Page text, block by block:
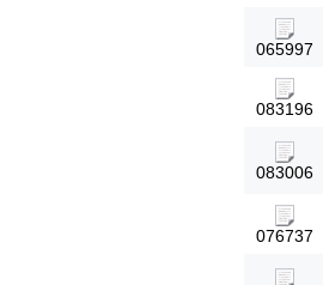
065997
083196
083006
076737